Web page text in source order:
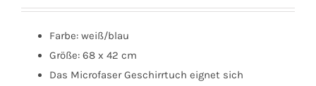
Farbe: weiß/blau
Größe: 68 x 42 cm
Das Microfaser Geschirrtuch eignet sich